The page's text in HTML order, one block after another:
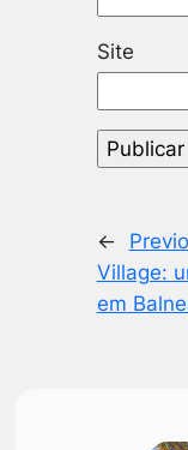
Site
←
Village:
em